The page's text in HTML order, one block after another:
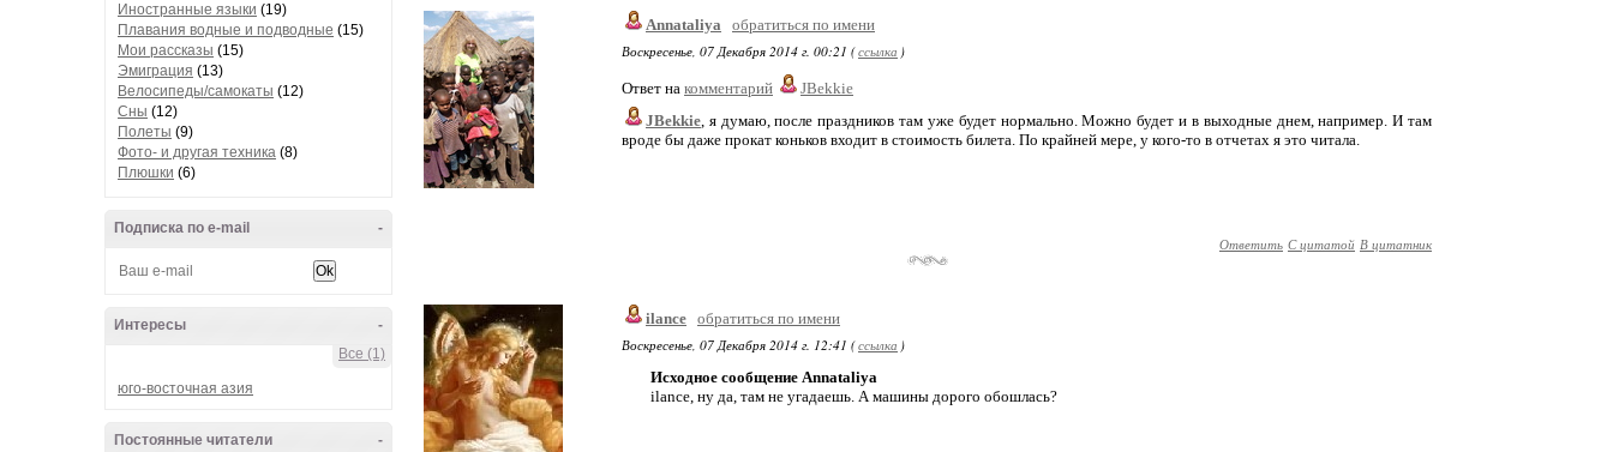
Иностранные языки (19)
Плавания водные и подводные (15)
Мои рассказы (15)
Эмиграция (13)
Велосипеды/самокаты (12)
Сны (12)
Полеты (9)
Фото- и другая техника (8)
Плюшки (6)
-
Подписка по e-mail
-
Интересы
Все (1)
юго-восточная азия
-
Постоянные читатели
Annataliya
обратиться по имени
Воскресенье, 07 Декабря 2014 г. 00:21 (ссылка )
Ответ на комментарий
JBekkie
JBekkie, я думаю, после праздников там уже будет нормально. Можно будет и в выходные днем, например. И там
вроде бы даже прокат коньков входит в стоимость билета. По крайней мере, у кого-то в отчетах я это читала.
Ответить С цитатой В цитатник
ilance обратиться по имени
Воскресенье, 07 Декабря 2014 г. 12:41 (ссылка )
Исходное сообщение Annataliya
ilance, ну да, там не угадаешь. А машины дорого обошлась?